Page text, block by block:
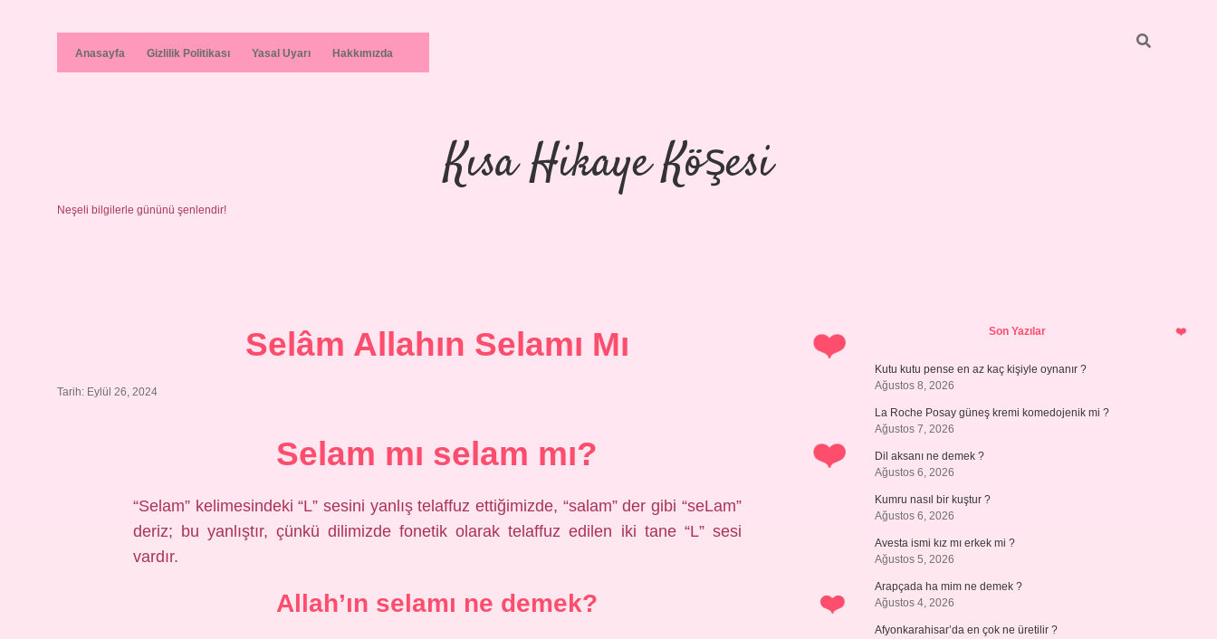
Anasayfa Gizlilik Politikası Yasal Uyarı Hakkımızda
Kısa Hikaye Köşesi
Neşeli bilgilerle gününü şenlendir!
Selâm Allahın Selamı Mı
Tarih: Eylül 26, 2024
Selam mı selam mı?
“Selam” kelimesindeki “L” sesini yanlış telaffuz ettiğimizde, “salam” der gibi “seLam”
deriz; bu yanlıştır, çünkü dilimizde fonetik olarak telaffuz edilen iki tane “L” sesi
vardır.
Allah’ın selamı ne demek?
SidebarSon Yazılar
Kutu kutu pense en az kaç kişiyle oynanır ?
Ağustos 8, 2026
La Roche Posay güneş kremi komedojenik mi ?
Ağustos 7, 2026
Dil aksanı ne demek ?
Ağustos 6, 2026
Kumru nasıl bir kuştur ?
Ağustos 6, 2026
Avesta ismi kız mı erkek mi ?
Ağustos 5, 2026
Arapçada ha mim ne demek ?
Ağustos 4, 2026
Afyonkarahisar’da en çok ne üretilir ?